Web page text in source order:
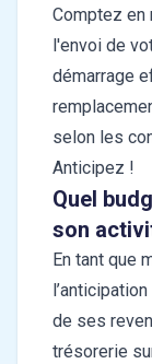
Comptez en
l'envoi de
démarrage
selon les
Anticipez !
Quel
son
En tant que
de ses
trésorerie